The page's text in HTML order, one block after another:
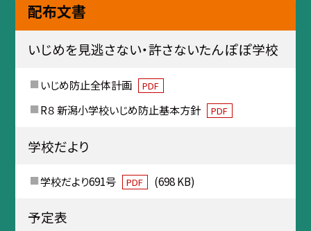
配布文書
いじめを見逃さない・許さないたんぽぽ学校
いじめ防止全体計画 PDF
R８ 新潟小学校いじめ防止基本方針 PDF
学校だより
学校だより691号 PDF (698 KB)
予定表